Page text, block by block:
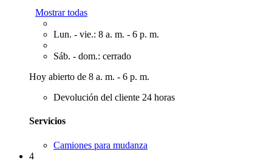
Mostrar todas
Lun. - vie.: 8 a. m. - 6 p. m.
Sáb. - dom.: cerrado
Hoy abierto de 8 a. m. - 6 p. m.
Devolución del cliente 24 horas
Servicios
Camiones para mudanza
4